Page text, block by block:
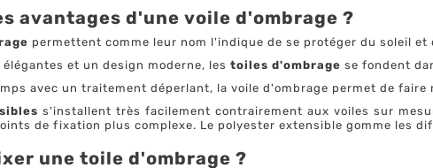
avantages d'une voile d'ombrage ?
permettent comme leur nom l'indique de se protéger du soleil et
et un design moderne, les toiles d'ombrage se fondent
avec un traitement déperlant, la voile d'ombrage permet de
s'installent très facilement contrairement aux voiles sur
de fixation plus complexe. Le polyester extensible gomme les
une toile d'ombrage ?